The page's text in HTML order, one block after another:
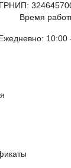
Время
10:00